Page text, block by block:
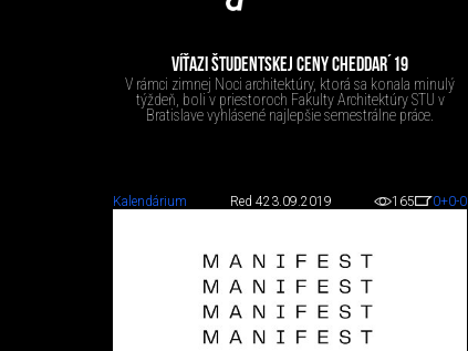
VÍŤAZI ŠTUDENTSKEJ CENY CHEDDAR´19
V rámci zimnej Noci architektúry, ktorá sa konala minulý
týždeň, boli v priestoroch Fakulty Architektúry STU v
Bratislave vyhlásené najlepšie semestrálne práce.
Kalendárium Red 423.09.2019 165 0+0-0